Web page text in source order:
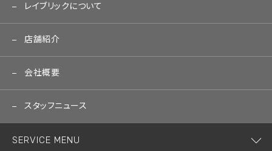
レイブリックについて
店舗紹介
会社概要
スタッフニュース
SERVICE MENU